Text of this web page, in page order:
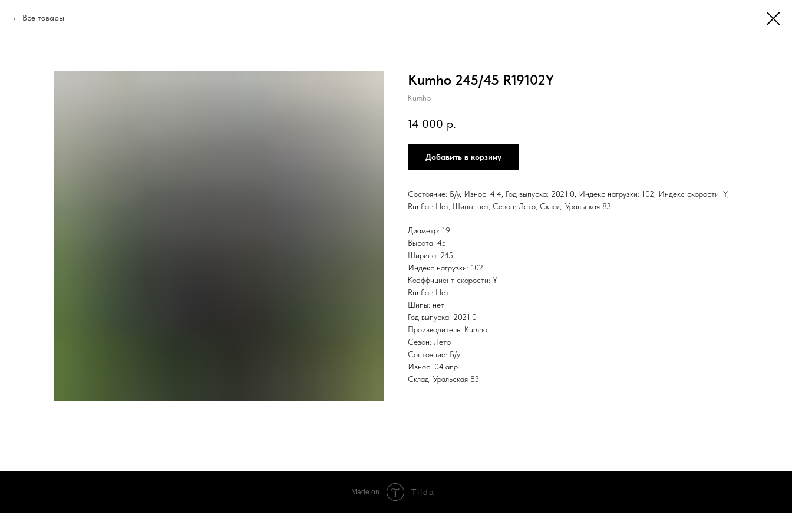
Все товары
Kumho 245/45 R19102Y
Kumho
14 000 р.
Добавить в корзину
Состояние: Б/у, Износ: 4.4, Год выпуска: 2021.0, Индекс нагрузки: 102, Индекс скорости: Y,
Runflat: Нет, Шипы: нет, Сезон: Лето, Склад: Уральская 83
Диаметр: 19
Высота: 45
Ширина: 245
Индекс нагрузки: 102
Коэффициент скорости: Y
Runflat: Нет
Шипы: нет
Год выпуска: 2021.0
Производитель: Kumho
Сезон: Лето
Состояние: Б/у
Износ: 04.апр
Склад: Уральская 83
Made on Tilda